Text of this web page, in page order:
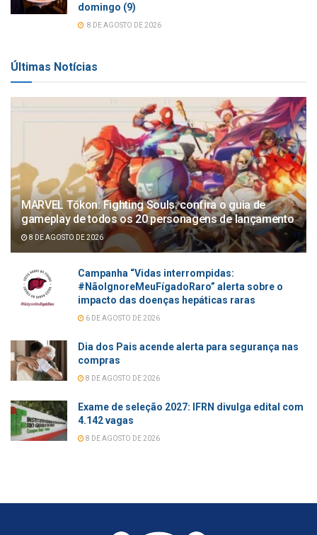
domingo (9)
8 DE AGOSTO DE 2026
Últimas Notícias
MARVEL Tōkon: Fighting Souls: confira o guia de
gameplay de todos os 20 personagens de lançamento
8 DE AGOSTO DE 2026
Campanha “Vidas interrompidas:
#NãoIgnoreMeuFígadoRaro” alerta sobre o
impacto das doenças hepáticas raras
6 DE AGOSTO DE 2026
Dia dos Pais acende alerta para segurança nas
compras
8 DE AGOSTO DE 2026
Exame de seleção 2027: IFRN divulga edital com
4.142 vagas
8 DE AGOSTO DE 2026